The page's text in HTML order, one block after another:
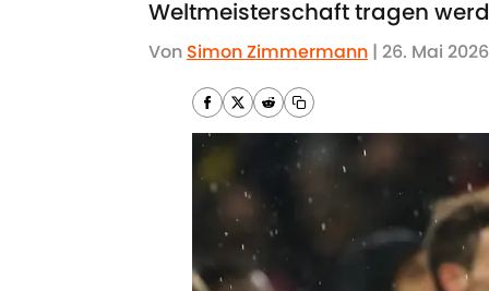
Weltmeisterschaft tragen
Von Simon Zimmermann | 26. Mai 2026